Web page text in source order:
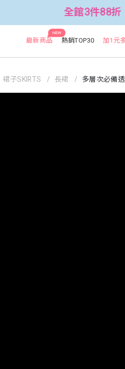
全館3件88折！🦄 滿$2500
NEW
最新商品 熱銷TOP30 加1元
裙子SKIRTS 長裙 多層次必備